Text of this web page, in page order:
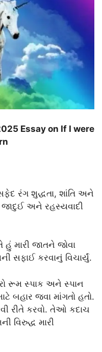
Essay on If I were
રંગ શુદ્ધતા, શાંતિ અને
જાદુઈ અને રહસ્યવાદી
મારી જાતને જોવા
સફાઈ કરવાનું વિચાર્યું.
રૂમ સ્પાક અને સ્પાન
બહાર જવા માંગતો હતો.
રીતે કરવો. તેઓ કદાચ
વિરુદ્ધ મારી